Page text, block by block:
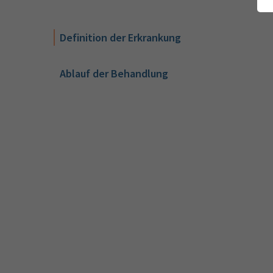
Definition der Erkrankung
Ablauf der Behandlung